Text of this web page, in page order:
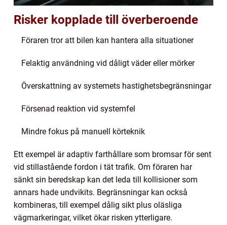
Risker kopplade till överberoende
Föraren tror att bilen kan hantera alla situationer
Felaktig användning vid dåligt väder eller mörker
Överskattning av systemets hastighetsbegränsningar
Försenad reaktion vid systemfel
Mindre fokus på manuell körteknik
Ett exempel är adaptiv farthållare som bromsar för sent
vid stillastående fordon i tät trafik. Om föraren har
sänkt sin beredskap kan det leda till kollisioner som
annars hade undvikits. Begränsningar kan också
kombineras, till exempel dålig sikt plus oläsliga
vägmarkeringar, vilket ökar risken ytterligare.